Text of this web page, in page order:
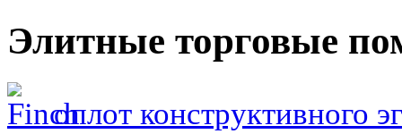
Элитные торговые
оплот конструктивного